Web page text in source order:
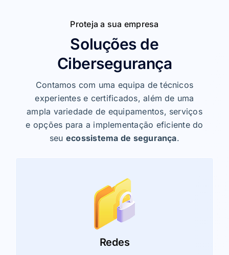
Proteja a sua empresa
Soluções de
Cibersegurança
Contamos com uma equipa de técnicos
experientes e certificados, além de uma
ampla variedade de equipamentos, serviços
e opções para a implementação eficiente do
seu ecossistema de segurança.
Redes